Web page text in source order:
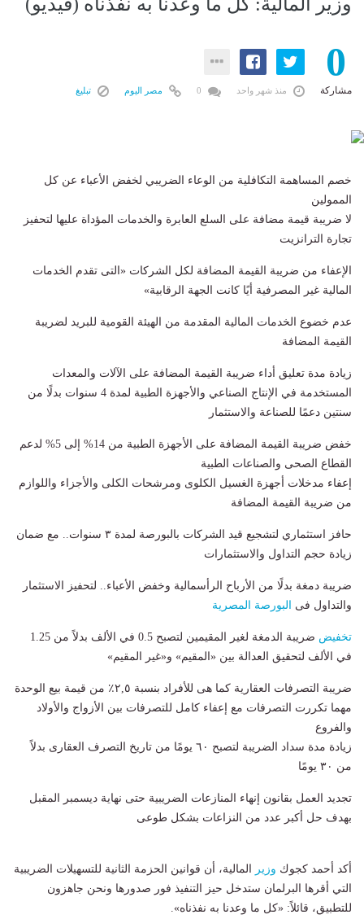
0
مشاركة منذ شهر واحد مصر اليوم تبليغ
خصم المساهمة التكافلية من الوعاء الضريبي لخفض الأعباء عن كل
الممولين
لا ضريبة قيمة مضافة على السلع العابرة والخدمات المؤداة عليها لتحفيز
تجارة الترانزيت
الإعفاء من ضريبة القيمة المضافة لكل الشركات «التى تقدم الخدمات
المالية غير المصرفية أيًا كانت الجهة الرقابية»
عدم خضوع الخدمات المالية المقدمة من الهيئة القومية للبريد لضريبة
القيمة المضافة
زيادة مدة تعليق أداء ضريبة القيمة المضافة على الآلات والمعدات
المستخدمة في الإنتاج الصناعي والأجهزة الطبية لمدة 4 سنوات بدلًا من
سنتين دعمًا للصناعة والاستثمار
خفض ضريبة القيمة المضافة على الأجهزة الطبية من 14% إلى 5% لدعم
القطاع الصحى والصناعات الطبية
إعفاء مدخلات أجهزة الغسيل الكلوى ومرشحات الكلى والأجزاء واللوازم
من ضريبة القيمة المضافة
حافز استثماري لتشجيع قيد الشركات بالبورصة لمدة ٣ سنوات.. مع ضمان
زيادة حجم التداول والاستثمارات
ضريبة دمغة بدلًا من الأرباح الرأسمالية وخفض الأعباء.. لتحفيز الاستثمار
والتداول فى البورصة المصرية
تخفيض
ضريبة الدمغة لغير المقيمين لتصبح 0.5 في الألف بدلاً من 1.25
في الألف لتحقيق العدالة بين «المقيم» و«غير المقيم»
ضريبة التصرفات العقارية كما هى للأفراد بنسبة ٢,٥٪ من قيمة بيع الوحدة
مهما تكررت التصرفات مع إعفاء كامل للتصرفات بين الأزواج والأولاد
والفروع
زيادة مدة سداد الضريبة لتصبح ٦٠ يومًا من تاريخ التصرف العقارى بدلاً
من ٣٠ يومًا
تجديد العمل بقانون إنهاء المنازعات الضريبية حتى نهاية ديسمبر المقبل
بهدف حل أكبر عدد من النزاعات بشكل طوعى
أكد أحمد كجوك وزير المالية، أن قوانين الحزمة الثانية للتسهيلات الضريبية
التي أقرها البرلمان ستدخل حيز التنفيذ فور صدورها ونحن جاهزون
للتطبيق، قائلاً: «كل ما وعدنا به نفذناه».